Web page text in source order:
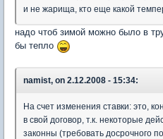
и не жарища, кто еще какой
надо чтоб зимой можно было в
бы тепло
namist, on 2.12.2008 - 15:34:
На счет изменения ставки: это,
в свой договор, т.к. некоторые
законны (требовать досрочного